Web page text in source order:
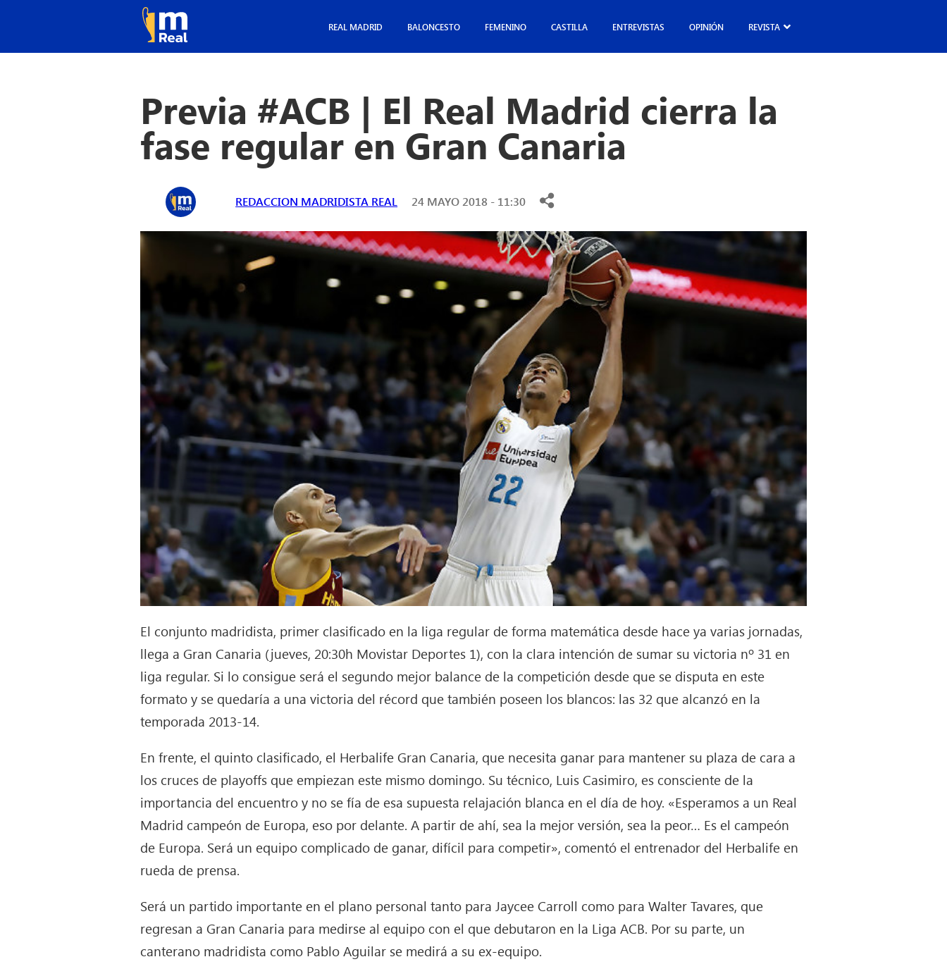
REAL MADRID BALONCESTO FEMENINO CASTILLA ENTREVISTAS OPINIÓN REVISTA
Previa #ACB | El Real Madrid cierra la
fase regular en Gran Canaria
REDACCION MADRIDISTA REAL 24 MAYO 2018 - 11:30
El conjunto madridista, primer clasificado en la liga regular de forma matemática desde hace ya varias jornadas,
llega a Gran Canaria (jueves, 20:30h Movistar Deportes 1), con la clara intención de sumar su victoria nº 31 en
liga regular. Si lo consigue será el segundo mejor balance de la competición desde que se disputa en este
formato y se quedaría a una victoria del récord que también poseen los blancos: las 32 que alcanzó en la
temporada 2013-14.
En frente, el quinto clasificado, el Herbalife Gran Canaria, que necesita ganar para mantener su plaza de cara a
los cruces de playoffs que empiezan este mismo domingo. Su técnico, Luis Casimiro, es consciente de la
importancia del encuentro y no se fía de esa supuesta relajación blanca en el día de hoy. «Esperamos a un Real
Madrid campeón de Europa, eso por delante. A partir de ahí, sea la mejor versión, sea la peor… Es el campeón
de Europa. Será un equipo complicado de ganar, difícil para competir», comentó el entrenador del Herbalife en
rueda de prensa.
Será un partido importante en el plano personal tanto para Jaycee Carroll como para Walter Tavares, que
regresan a Gran Canaria para medirse al equipo con el que debutaron en la Liga ACB. Por su parte, un
canterano madridista como Pablo Aguilar se medirá a su ex-equipo.